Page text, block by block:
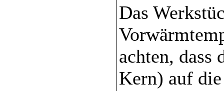
Das
achten, dass
Kern) auf die